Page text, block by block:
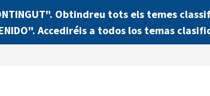
Obtindreu tots els temes
Accediréis a todos los temas